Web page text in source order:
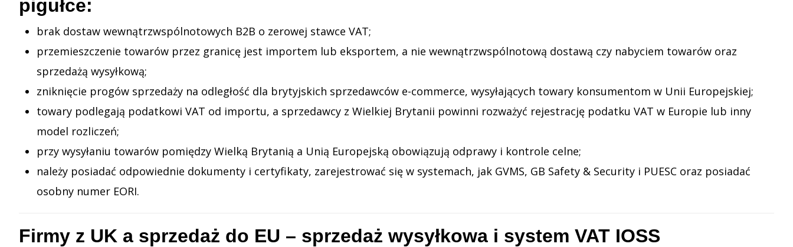
pigułce:
brak dostaw wewnątrzwspólnotowych B2B o zerowej stawce VAT;
przemieszczenie towarów przez granicę jest importem lub eksportem, a nie wewnątrzwspólnotową dostawą czy nabyciem towarów oraz
sprzedażą wysyłkową;
zniknięcie progów sprzedaży na odległość dla brytyjskich sprzedawców e-commerce, wysyłających towary konsumentom w Unii Europejskiej;
towary podlegają podatkowi VAT od importu, a sprzedawcy z Wielkiej Brytanii powinni rozważyć rejestrację podatku VAT w Europie lub inny
model rozliczeń;
przy wysyłaniu towarów pomiędzy Wielką Brytanią a Unią Europejską obowiązują odprawy i kontrole celne;
należy posiadać odpowiednie dokumenty i certyfikaty, zarejestrować się w systemach, jak GVMS, GB Safety & Security i PUESC oraz posiadać
osobny numer EORI.
Firmy z UK a sprzedaż do EU – sprzedaż wysyłkowa i system VAT IOSS